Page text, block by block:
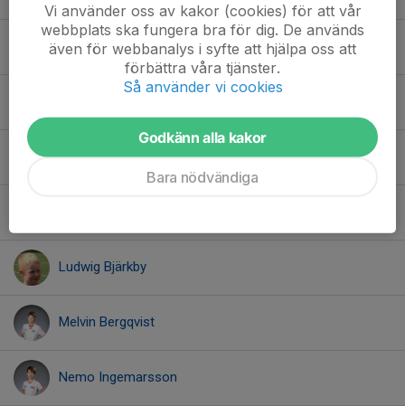
Leon Johnsson
Liam Hellström
Ludwig Bjärkby
Melvin Bergqvist
Nemo Ingemarsson
Vi använder oss av kakor (cookies) för att vår
webbplats ska fungera bra för dig. De används
även för webbanalys i syfte att hjälpa oss att
förbättra våra tjänster.
Så använder vi cookies
Godkänn alla kakor
Bara nödvändiga